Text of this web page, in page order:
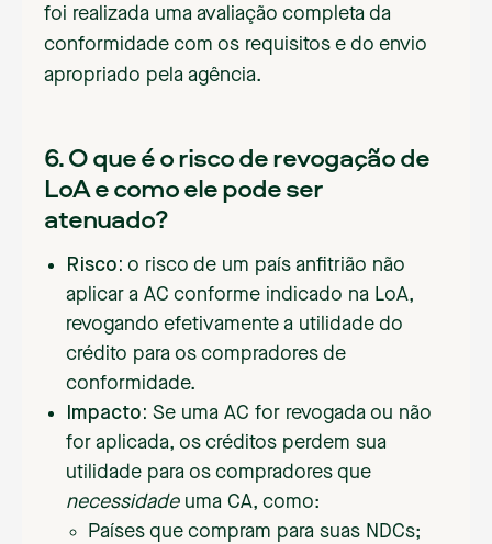
foi realizada uma avaliação completa da
conformidade com os requisitos e do envio
apropriado pela agência.
6. O que é o risco de revogação de
LoA e como ele pode ser
atenuado?
Risco: o risco de um país anfitrião não
aplicar a AC conforme indicado na LoA,
revogando efetivamente a utilidade do
crédito para os compradores de
conformidade.
Impacto: Se uma AC for revogada ou não
for aplicada, os créditos perdem sua
utilidade para os compradores que
necessidadeuma CA, como:
Países que compram para suas NDCs;